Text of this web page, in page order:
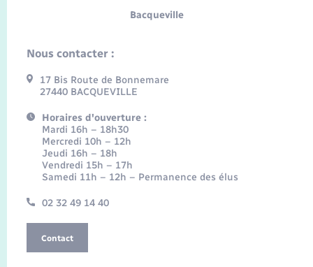
Bacqueville
Nous contacter :
17 Bis Route de Bonnemare
27440 BACQUEVILLE
Horaires d'ouverture :
Mardi 16h – 18h30
Mercredi 10h – 12h
Jeudi 16h – 18h
Vendredi 15h – 17h
Samedi 11h – 12h – Permanence des élus
02 32 49 14 40
Contact